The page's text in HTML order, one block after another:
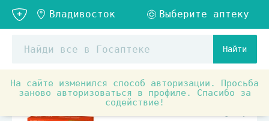
Найти
На сайте изменился способ авторизации. Просьба
заново авторизоваться в профиле. Спасибо за
содействие!
Аптечные товары Витамины и БАД Витамины для